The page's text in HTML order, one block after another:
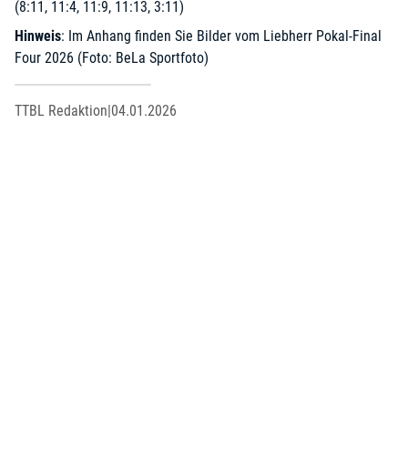
(8:11, 11:4, 11:9, 11:13, 3:11)
Hinweis: Im Anhang finden Sie Bilder vom Liebherr Pokal-Final
Four 2026 (Foto: BeLa Sportfoto)
TTBL Redaktion|04.01.2026